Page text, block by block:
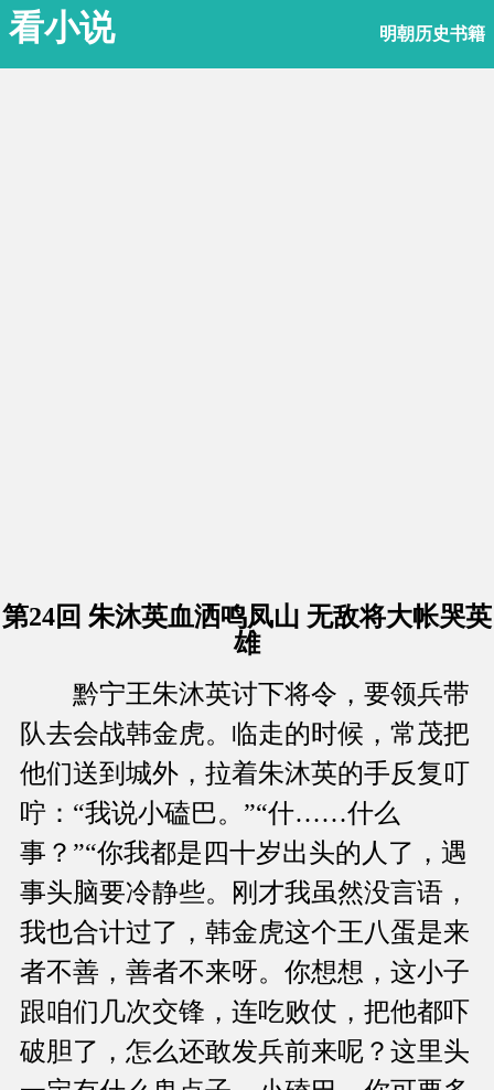
看小说 明朝历史书籍
第24回 朱沐英血洒鸣凤山 无敌将大帐哭英
雄
黔宁王朱沐英讨下将令，要领兵带
队去会战韩金虎。临走的时候，常茂把
他们送到城外，拉着朱沐英的手反复叮
咛：“我说小磕巴。”“什……什么
事？”“你我都是四十岁出头的人了，遇
事头脑要冷静些。刚才我虽然没言语，
我也合计过了，韩金虎这个王八蛋是来
者不善，善者不来呀。你想想，这小子
跟咱们几次交锋，连吃败仗，把他都吓
破胆了，怎么还敢发兵前来呢？这里头